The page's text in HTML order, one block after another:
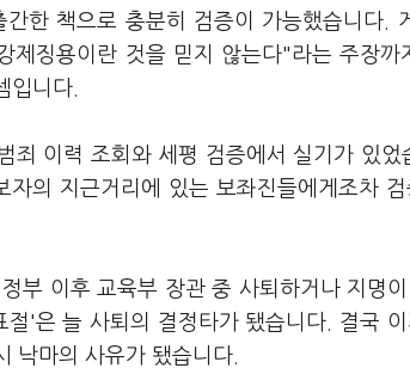
한 책으로 충분히 검증이 가능했습니다.
제징용이란 것을 믿지 않는다"라는 주장까
입니다.
죄 이력 조회와 세평 검증에서 실기가 있었
의 지근거리에 있는 보좌진들에게조차 검
부 이후 교육부 장관 중 사퇴하거나 지명
'은 늘 사퇴의 결정타가 됐습니다. 결국 이
낙마의 사유가 됐습니다.